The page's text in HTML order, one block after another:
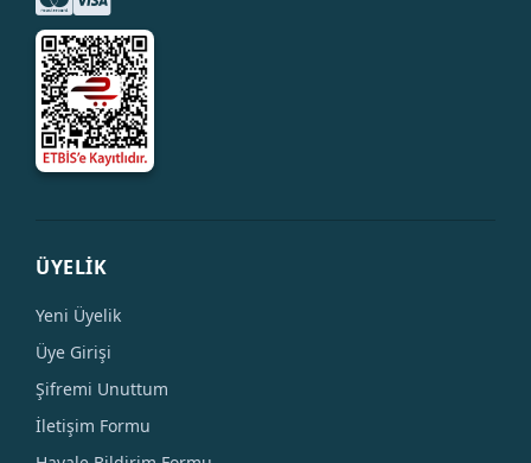
ÜYELİK
Yeni Üyelik
Üye Girişi
Şifremi Unuttum
İletişim Formu